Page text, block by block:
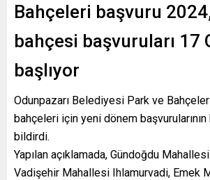
Bahçeleri başvuru
bahçesi başvuruları 17
başlıyor
Odunpazarı Belediyesi Park ve
bahçeleri için yeni dönem başvurularının
bildirdi.
Yapılan açıklamada, Gündoğdu
Vadişehir Mahallesi Ihlamurvadi, Emek